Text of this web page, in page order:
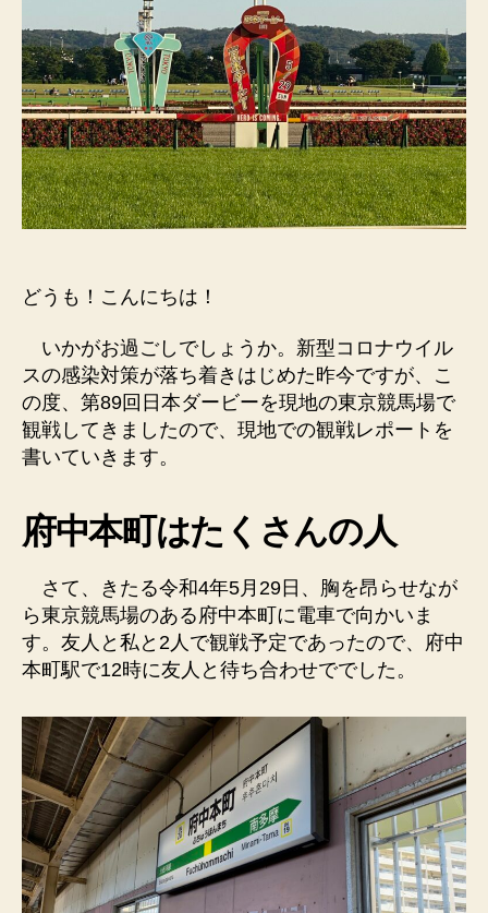
どうも！こんにちは！
いかがお過ごしでしょうか。新型コロナウイル
スの感染対策が落ち着きはじめた昨今ですが、こ
の度、第89回日本ダービーを現地の東京競馬場で
観戦してきましたので、現地での観戦レポートを
書いていきます。
府中本町はたくさんの人
さて、きたる令和4年5月29日、胸を昂らせなが
ら東京競馬場のある府中本町に電車で向かいま
す。友人と私と2人で観戦予定であったので、府中
本町駅で12時に友人と待ち合わせででした。